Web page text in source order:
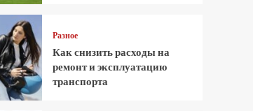
Разное
Как снизить расходы на
ремонт и эксплуатацию
транспорта